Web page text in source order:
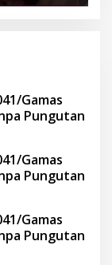
Gamas
Pungutan
Gamas
Pungutan
Gamas
Pungutan